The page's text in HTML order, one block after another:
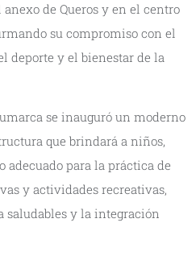
de Queros y en el centro
su compromiso con el
deporte y el bienestar de la
se inauguró un moderno
que brindará a niños,
adecuado para la práctica de
y actividades recreativas,
saludables y la integración